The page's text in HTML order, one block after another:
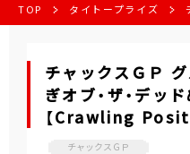
TOP タイトープライズ
チャックスＧＰ
ぎオブ・ザ・デッ
【Crawling
チャックスＧＰ